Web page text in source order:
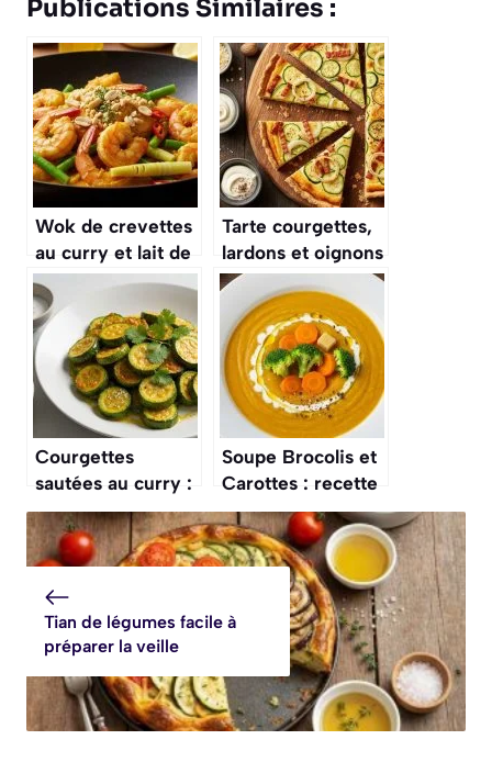
Publications Similaires :
Wok de crevettes
au curry et lait de
coco : une recette
savoureuse
Tarte courgettes,
lardons et oignons
: recette
savoureuse
Courgettes
sautées au curry :
recette simple et
savoureuse
Soupe Brocolis et
Carottes : recette
Facile et
Savoureuse
Tian de légumes facile à
préparer la veille